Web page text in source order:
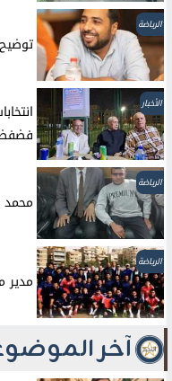
الرياضة
الأخبار
الرياضة
محمد
الرياضة
مدير
آخر